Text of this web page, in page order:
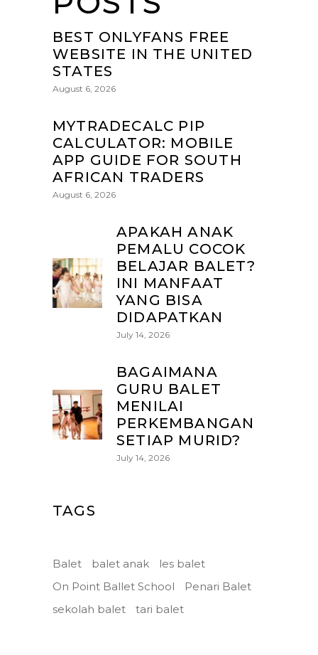
BEST ONLYFANS FREE
WEBSITE IN THE UNITED
STATES
August 6, 2026
MYTRADECALC PIP
CALCULATOR: MOBILE
APP GUIDE FOR SOUTH
AFRICAN TRADERS
August 6, 2026
APAKAH ANAK
PEMALU COCOK
BELAJAR BALET?
INI MANFAAT
YANG BISA
DIDAPATKAN
July 14, 2026
BAGAIMANA
GURU BALET
MENILAI
PERKEMBANGAN
SETIAP MURID?
July 14, 2026
TAGS
Balet balet anak
les balet
On Point Ballet School
Penari Balet
sekolah balet
tari balet